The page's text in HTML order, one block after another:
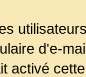
d'e-
activé